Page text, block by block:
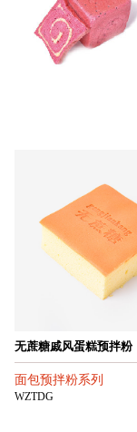
无蔗糖戚风蛋糕预拌粉
面包预拌粉系列
WZTDG